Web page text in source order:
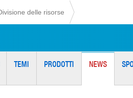
delle risorse
TEMI PRODOTTI NEWS